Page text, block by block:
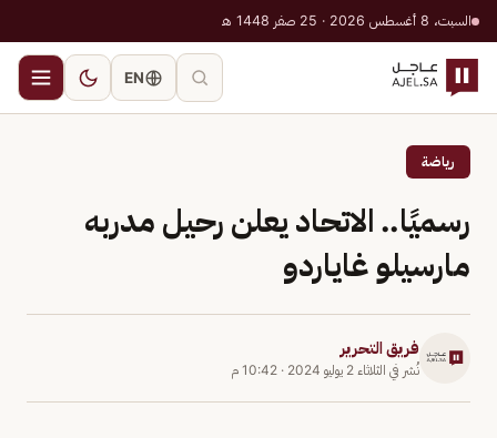
السبت، 8 أغسطس 2026 · 25 صفر 1448 هـ
EN
رياضة
رسميًا.. الاتحاد يعلن رحيل مدربه
مارسيلو غاياردو
فريق التحرير
نُشر في الثلاثاء 2 يوليو 2024 · 10:42 م